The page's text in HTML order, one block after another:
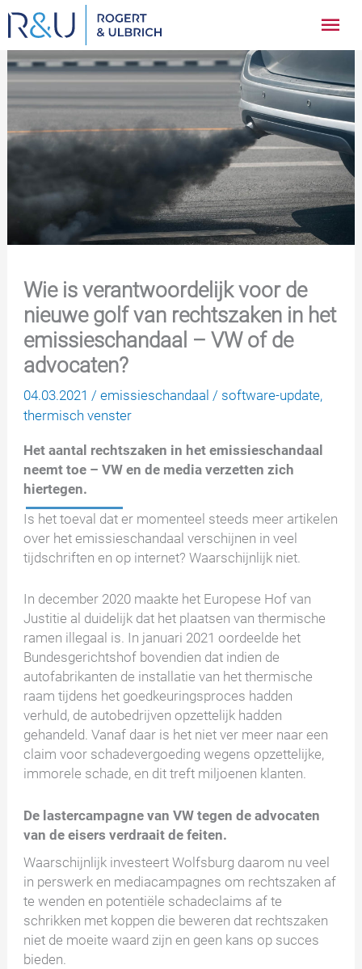
Ga
naar
inhoud
Wie is verantwoordelijk voor de
nieuwe golf van rechtszaken in het
emissieschandaal – VW of de
advocaten?
04.03.2021/emissieschandaal / software-update,
thermisch venster
Het aantal rechtszaken in het emissieschandaal
neemt toe – VW en de media verzetten zich
hiertegen.
Is het toeval dat er momenteel steeds meer artikelen
over het emissieschandaal verschijnen in veel
tijdschriften en op internet? Waarschijnlijk niet.
In december 2020 maakte het Europese Hof van
Justitie al duidelijk dat het plaatsen van thermische
ramen illegaal is. In januari 2021 oordeelde het
Bundesgerichtshof bovendien dat indien de
autofabrikanten de installatie van het thermische
raam tijdens het goedkeuringsproces hadden
verhuld, de autobedrijven opzettelijk hadden
gehandeld. Vanaf daar is het niet ver meer naar een
claim voor schadevergoeding wegens opzettelijke,
immorele schade, en dit treft miljoenen klanten.
De lastercampagne van VW tegen de advocaten
van de eisers verdraait de feiten.
Waarschijnlijk investeert Wolfsburg daarom nu veel
in perswerk en mediacampagnes om rechtszaken af
te wenden en potentiële schadeclaims af te
schrikken met koppen die beweren dat rechtszaken
niet de moeite waard zijn en geen kans op succes
bieden.